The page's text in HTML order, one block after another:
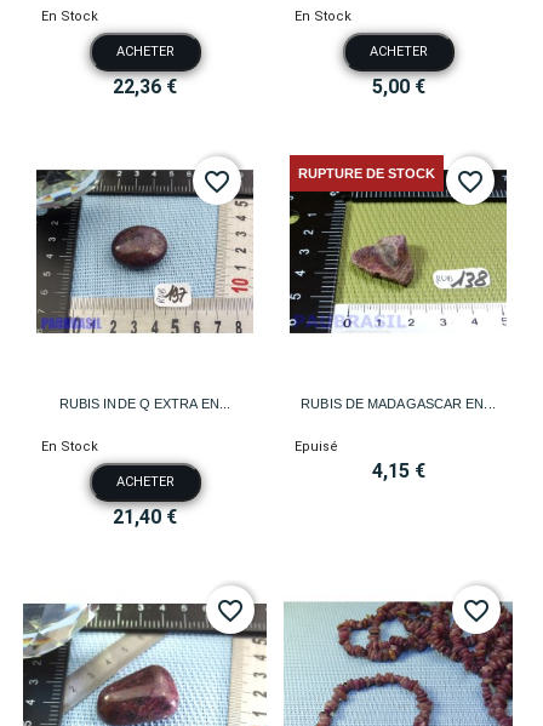
En Stock
ACHETER
22,36 €
En Stock
ACHETER
5,00 €
RUBIS INDE Q EXTRA EN...
En Stock
ACHETER
21,40 €
favorite_border
RUBIS DE MADAGASCAR EN...
Epuisé
4,15 €
RUPTURE DE STOCK favorite_border
favorite_border favorite_border